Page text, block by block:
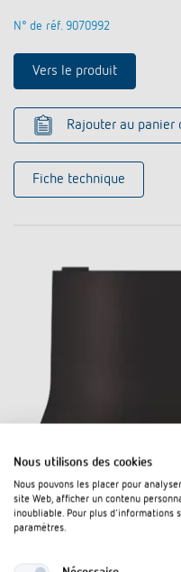
N° de réf. 9070992
Vers le produit
Rajouter au panier
Fiche technique
Boîtier saillie 110A BK
Nous utilisons des cookies
Nous pouvons les placer pour
site Web, afficher un contenu
inoubliable. Pour plus d'informations
paramètres.